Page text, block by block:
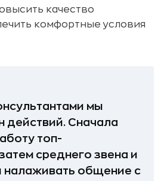
качество
комфортные условия
мы
действий. Сначала
топ-
среднего звена и
налаживать общение с